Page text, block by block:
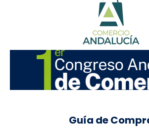
Guía de